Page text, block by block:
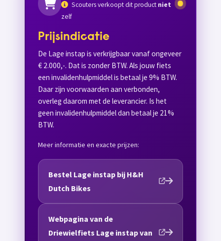
Scouters verkoopt dit product niet
zelf
Prijsindicatie
De Lage instap is verkrijgbaar vanaf ongeveer
€ 2.000,-. Dat is zonder BTW. Als jouw fiets
een invalidenhulpmiddel is betaal je 9% BTW.
Daar zijn voorwaarden aan verbonden,
overleg daarom met de leverancier. Is het
geen invalidenhulpmiddel dan betaal je 21%
BTW.
Meer informatie en exacte prijzen:
Bestel Lage instap bij H&H
Dutch Bikes
Webpagina van de
Driewielfiets Lage instap van